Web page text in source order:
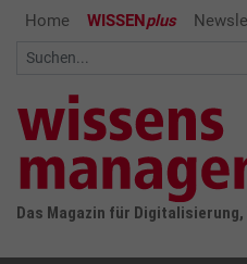
Home WISSENplus
Das Magazin für